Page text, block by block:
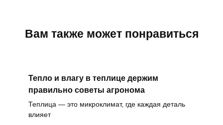
Вам также может понравиться
Тепло и влагу в теплице держим
правильно советы агронома
Теплица — это микроклимат, где каждая деталь
влияет